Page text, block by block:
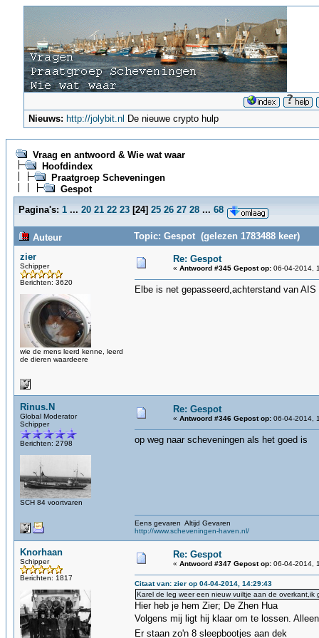
Nieuws: http://jolybit.nl De nieuwe crypto hulp
Vraag en antwoord & Wie wat waar
Hoofdindex
Praatgroep Scheveningen
Gespot
Pagina's: 1 ... 20 21 22 23 [24] 25 26 27 28 ... 68
Auteur
Topic: Gespot (gelezen 1783488 keer)
zier
Schipper
Berichten: 3620
wie de mens leerd kenne, leerd
de dieren waardeere
Re: Gespot
« Antwoord #345 Gepost op: 06-04-2014,
Elbe is net gepasseerd,achterstand van
Rinus.N
Global Moderator
Schipper
Berichten: 2798
SCH 84 voortvaren
Re: Gespot
« Antwoord #346 Gepost op: 06-04-2014,
op weg naar scheveningen als het goed is
Eens gevaren Altijd Gevaren
http://www.scheveningen-haven.nl/
Knorhaan
Schipper
Berichten: 1817
Re: Gespot
« Antwoord #347 Gepost op: 06-04-2014,
Citaat van: zier op 04-04-2014, 14:29:43
Karel de leg weer een nieuw vuiltje aan de overkant,ik
Hier heb je hem Zier; De Zhen Hua
Volgens mij ligt hij klaar om te lossen.
Er staan zo'n 8 sleepbootjes aan dek